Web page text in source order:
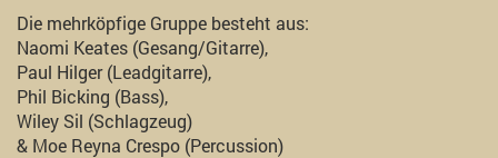
Die mehrköpfige Gruppe besteht aus:
Naomi Keates (Gesang/Gitarre),
Paul Hilger (Leadgitarre),
Phil Bicking (Bass),
Wiley Sil (Schlagzeug)
& Moe Reyna Crespo (Percussion)